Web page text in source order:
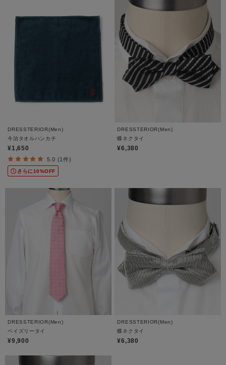
DRESSTERIOR(Men)
今治タオルハンカチ
¥1,650
5.0 (1件)
さらに10%OFF
DRESSTERIOR(Men)
蝶ネクタイ
¥6,380
DRESSTERIOR(Men)
ペイズリータイ
¥9,900
DRESSTERIOR(Men)
蝶ネクタイ
¥6,380